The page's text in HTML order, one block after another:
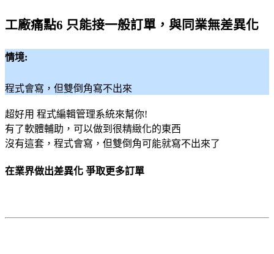
工廠痛點6 只能接一般訂單，與同業無差異化
情境:
程式會寫，但雙倒角寫不出來
超好用 程式編輯管理系統來幫你!
有了軟體輔助，可以做到很精緻化的東西
沒有這套，程式會寫，但雙倒角可能就寫不出來了
在業界做出差異化 爭取更多訂單